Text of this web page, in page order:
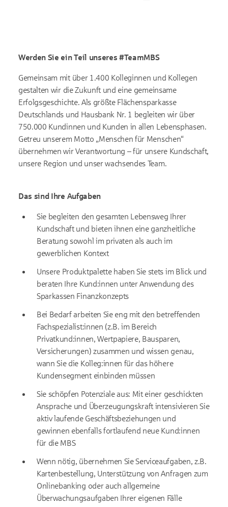
Werden Sie ein Teil unseres #TeamMBS
Gemeinsam mit über 1.400 Kolleginnen und Kollegen
gestalten wir die Zukunft und eine gemeinsame
Erfolgsgeschichte. Als größte Flächensparkasse
Deutschlands und Hausbank Nr. 1 begleiten wir über
750.000 Kundinnen und Kunden in allen Lebensphasen.
Getreu unserem Motto „Menschen für Menschen“
übernehmen wir Verantwortung – für unsere Kundschaft,
unsere Region und unser wachsendes Team.
Das sind Ihre Aufgaben
Sie begleiten den gesamten Lebensweg Ihrer
Kundschaft und bieten ihnen eine ganzheitliche
Beratung sowohl im privaten als auch im
gewerblichen Kontext
Unsere Produktpalette haben Sie stets im Blick und
beraten Ihre Kund:innen unter Anwendung des
Sparkassen Finanzkonzepts
Bei Bedarf arbeiten Sie eng mit den betreffenden
Fachspezialist:innen (z.B. im Bereich
Privatkund:innen, Wertpapiere, Bausparen,
Versicherungen) zusammen und wissen genau,
wann Sie die Kolleg:innen für das höhere
Kundensegment einbinden müssen
Sie schöpfen Potenziale aus: Mit einer geschickten
Ansprache und Überzeugungskraft intensivieren Sie
aktiv laufende Geschäftsbeziehungen und
gewinnen ebenfalls fortlaufend neue Kund:innen
für die MBS
Wenn nötig, übernehmen Sie Serviceaufgaben, z.B.
Kartenbestellung, Unterstützung von Anfragen zum
Onlinebanking oder auch allgemeine
Überwachungsaufgaben Ihrer eigenen Fälle